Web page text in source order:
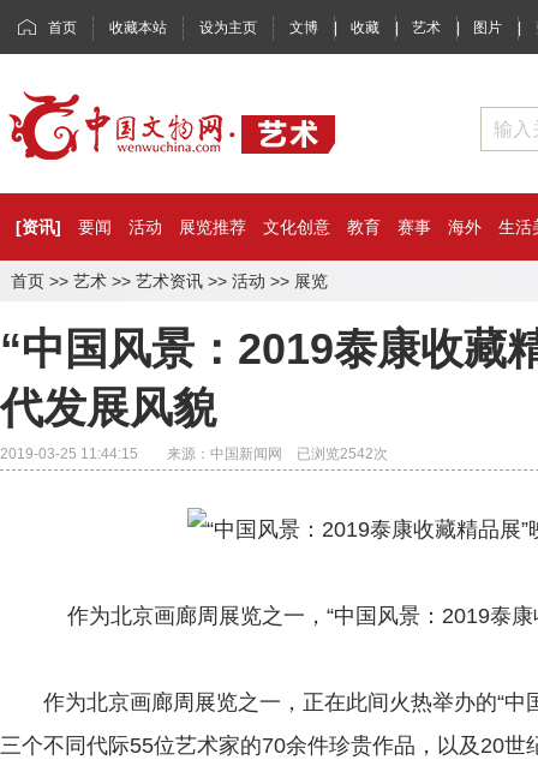
首页 收藏本站 设为主页 文博 | 收藏 | 艺术 | 图片 |
[资讯] 要闻 活动 展览推荐 文化创意 教育 赛事 海外 生活
首页 >> 艺术 >> 艺术资讯 >> 活动 >> 展览
“中国风景：2019泰康收藏
代发展风貌
2019-03-25 11:44:15 来源：中国新闻网 已浏览2542次
作为北京画廊周展览之一，“中国风景：2019泰康
作为北京画廊周展览之一，正在此间火热举办的“中
三个不同代际55位艺术家的70余件珍贵作品，以及20